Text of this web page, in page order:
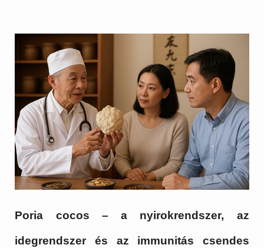
Poria cocos – a nyirokrendszer, az
idegrendszer és az immunitás csendes